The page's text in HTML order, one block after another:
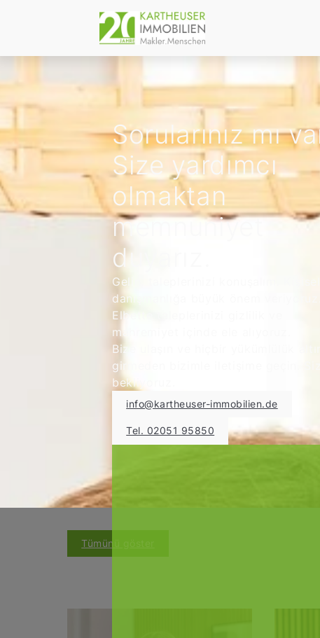
Sorularınız mı
Size yardımcı
olmaktan
memnuniyet
duyarız.
Gelin, taleplerinizi konuşalım. Kişisel
danışmanlığa büyük önem veriyoruz.
Elbette taleplerinizi gizlilik ve
mahremiyet içinde ele alıyoruz.
Bize ulaşın ve hiçbir yükümlülük
girmeden bizimle iletişime geçin. Sizi
bekliyoruz.
info@kartheuser-immobilien.de
Tel. 02051 95850
Tümünü göster